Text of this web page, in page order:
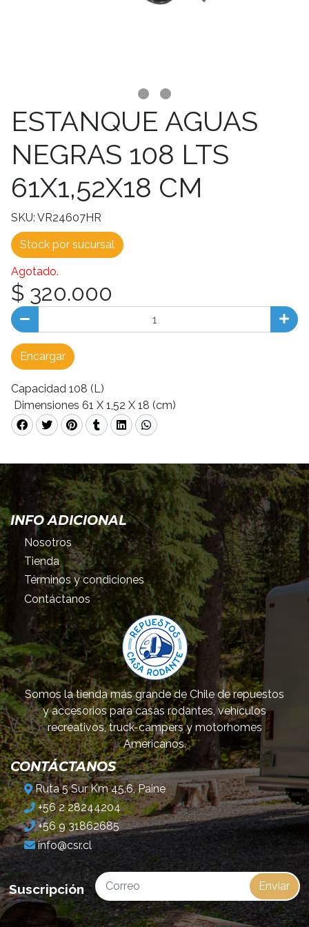
ESTANQUE AGUAS
NEGRAS 108 LTS
61X1,52X18 CM
SKU: VR24607HR
Stock por sucursal
Agotado.
$ 320.000
Encargar
Capacidad 108 (L)
Dimensiones 61 X 1,52 X 18 (cm)
INFO ADICIONAL
Nosotros
Tienda
Términos y condiciones
Contáctanos
Somos la tienda más grande de Chile de repuestos
y accesorios para casas rodantes, vehículos
recreativos, truck-campers y motorhomes
Americanos.
CONTÁCTANOS
Ruta 5 Sur Km 45.6, Paine
+56 2 28244204
+56 9 31862685
info@csr.cl
Suscripción Enviar